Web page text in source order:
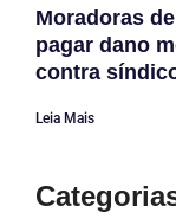
Moradoras
pagar dano
contra
Leia Mais